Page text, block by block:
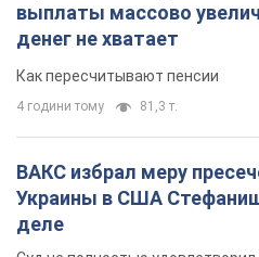
выплаты массово
денег не хватает
Как пересчитывают пенсии
4 години тому 81,3 т.
ВАКС избрал меру
Украины в США
деле